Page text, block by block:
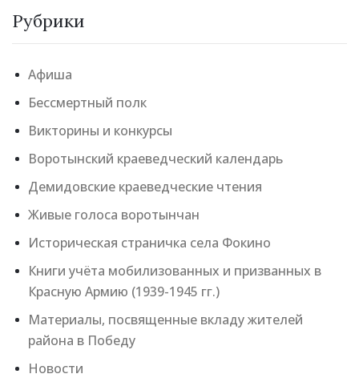
Рубрики
Афиша
Бессмертный полк
Викторины и конкурсы
Воротынский краеведческий календарь
Демидовские краеведческие чтения
Живые голоса воротынчан
Историческая страничка села Фокино
Книги учёта мобилизованных и призванных в
Красную Армию (1939-1945 гг.)
Материалы, посвященные вкладу жителей
района в Победу
Новости